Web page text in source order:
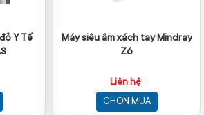
Y Tế
Máy siêu âm xách tay Mindray
Z6
Liên hệ
CHỌN MUA